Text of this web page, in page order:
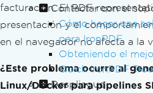
Contactar con el
Cómo hacer una
para IronPDF
Obteniendo el
Quick IronPDF
Despliegue
facturación. El PDF
presentación y el
en el navegador no afecta a la
¿Este problema ocurre al
Linux/Docker para pipelines